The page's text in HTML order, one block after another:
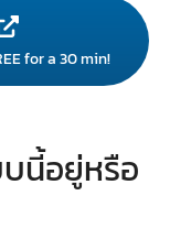
for a 30 min!
นี้อยู่หรือ